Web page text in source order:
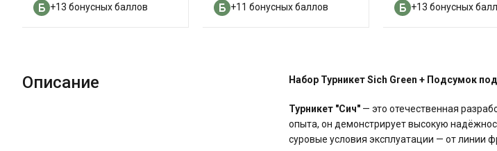
+13 бонусных баллов +11 бонусных баллов +13 бонусных
Описание Набор Турникет Sich Green + Подсумок
Турникет "Сич" — это отечественная
опыта, он демонстрирует высокую
суровые условия эксплуатации — от линии